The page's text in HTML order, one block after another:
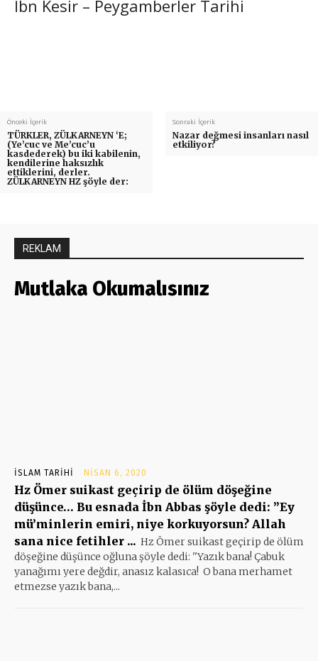
İbn Kesir – Peygamberler Tarihi
Önceki İçerik
TÜRKLER, ZÜLKARNEYN ‘E;
(Ye’cuc ve Me’cuc’u
kasdederek) bu iki kabilenin,
kendilerine haksızlık
ettiklerini, derler.
ZÜLKARNEYN HZ şöyle der:
Sonraki İçerik
Nazar değmesi insanları nasıl
etkiliyor?
REKLAM
Mutlaka Okumalısınız
İSLAM TARIHI NISAN 6, 2020
Hz Ömer suikast geçirip de ölüm döşeğine
düşünce… Bu esnada İbn Abbas şöyle dedi: ”Ey
mü’minlerin emiri, niye korkuyorsun? Allah
sana nice fetihler ... Hz Ömer suikast geçirip de ölüm
döşeğine düşünce oğluna şöyle dedi: ''Yazık bana! Çabuk
yanağımı yere değdir, anasız kalasıca! O bana merhamet
etmezse yazık bana,...